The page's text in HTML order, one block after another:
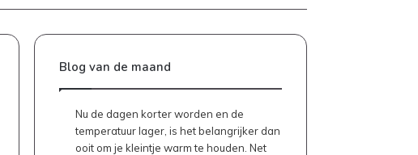
naar
artikel
Blog van de maand
Nu de dagen korter worden en de
temperatuur lager, is het belangrijker dan
ooit om je kleintje warm te houden. Net